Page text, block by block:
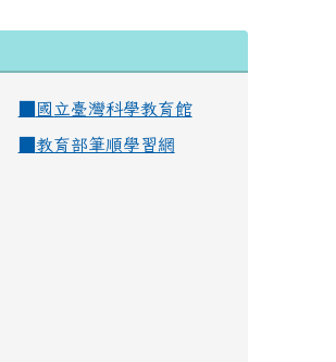
國立臺灣科學教育館
教育部筆順學習網